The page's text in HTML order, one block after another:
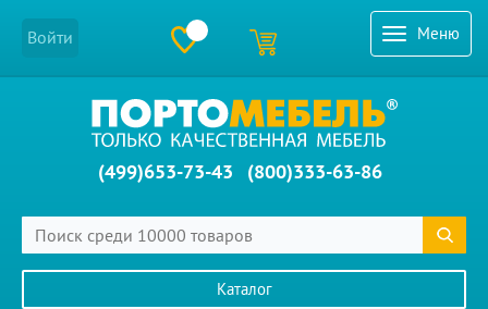
Меню
Войти
(499)653-73-43 (800)333-63-86
Каталог